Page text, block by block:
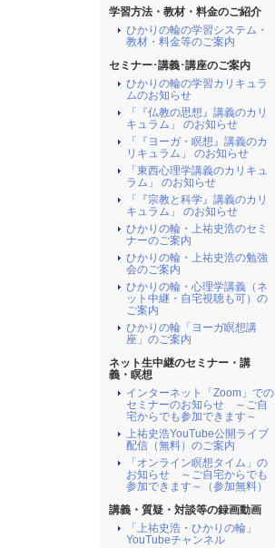
学習方法・教材・料金のご紹介
ひかりの輪の学習システム・
教材・料金等のご案内
セミナー･講義･講座のご案内
ひかりの輪の学習カリキュラ
ムのお知らせ
「『仏教の思想』講義のカリ
キュラム」 のお知らせ
「『ヨーガ・瞑想』講義のカ
リキュラム」 のお知らせ
「東西心理学講義のカリキュ
ラム」 のお知らせ
「『宗教と科学』講義のカリ
キュラム」 のお知らせ
ひかりの輪・上祐史浩のセミ
ナーのご案内
ひかりの輪・上祐史浩の勉強
会のご案内
ひかりの輪・心理学講義（ネ
ット中継・自宅視聴も可）の
ご案内
ひかりの輪「ヨーガ瞑想講
座」のご案内
ネット生中継のセミナー・講
義・瞑想
インターネット「Zoom」での
セミナーのお知らせ ～ご自
宅からでも参加できます～
上祐史浩YouTube公開ライブ
配信（無料）のご案内
「オンライン瞑想タイム」の
お知らせ ～ご自宅からでも
参加できます～（参加無料）
講義・質疑・対談等の録画動画
「上祐史浩・ひかりの輪」
YouTubeチャンネル